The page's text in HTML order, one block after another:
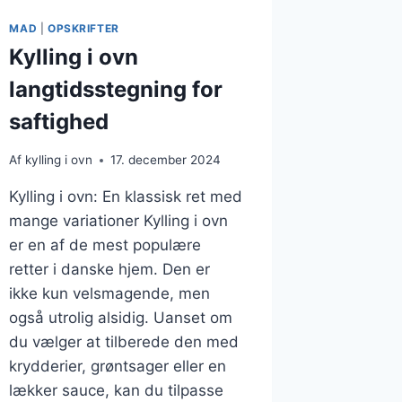
MAD OPSKRIFTER
Kylling i ovn
langtidsstegning for
saftighed
Af kylling i ovn 17. december 2024
Kylling i ovn: En klassisk ret med
mange variationer Kylling i ovn
er en af de mest populære
retter i danske hjem. Den er
ikke kun velsmagende, men
også utrolig alsidig. Uanset om
du vælger at tilberede den med
krydderier, grøntsager eller en
lækker sauce, kan du tilpasse